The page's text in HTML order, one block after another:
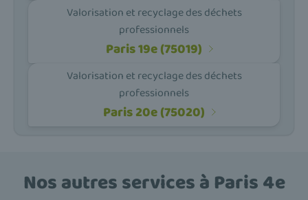
Valorisation et recyclage des déchets
professionnels
Paris 19e (75019)
Valorisation et recyclage des déchets
professionnels
Paris 20e (75020)
Nos autres services à Paris 4e